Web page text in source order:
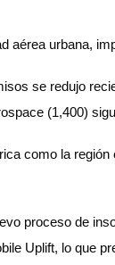
aérea urbana,
se redujo
(1,400)
como la
proceso de
Uplift, lo que